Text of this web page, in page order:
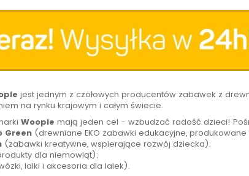
jest jednym z czołowych producentów zabawek z
na rynku krajowym i całym świecie.
Woopie mają jeden cel - wzbudzać radość dzieci!
Green (drewniane EKO zabawki edukacyjne,
(zabawki kreatywne, wspierające rozwój dziecka);
dla niemowląt);
lalki i akcesoria dla lalek).